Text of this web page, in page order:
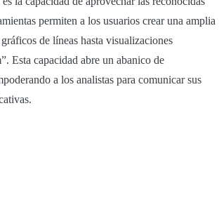
permiten a los usuarios crear una amplia
de líneas hasta visualizaciones
Esta capacidad abre un abanico de
a los analistas para comunicar sus